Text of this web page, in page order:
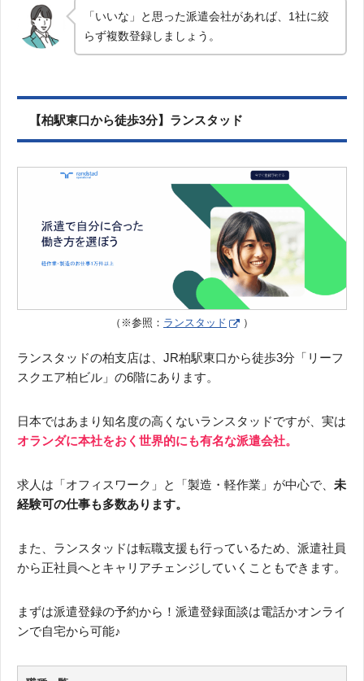
「いいな」と思った派遣会社があれば、1社に絞
らず複数登録しましょう。
【柏駅東口から徒歩3分】ランスタッド
（※参照： ランスタッド ）
ランスタッドの柏支店は、JR柏駅東口から徒歩3分「リーフ
スクエア柏ビル」の6階にあります。
日本ではあまり知名度の高くないランスタッドですが、実は
オランダに本社をおく世界的にも有名な派遣会社。
求人は「オフィスワーク」と「製造・軽作業」が中心で、 未
経験可の仕事も多数あります。
また、ランスタッドは転職支援も行っているため、派遣社員
から正社員へとキャリアチェンジしていくこともできます。
まずは派遣登録の予約から！派遣登録面談は電話かオンライ
ンで自宅から可能♪